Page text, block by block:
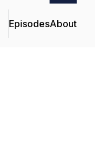
EpisodesAbout